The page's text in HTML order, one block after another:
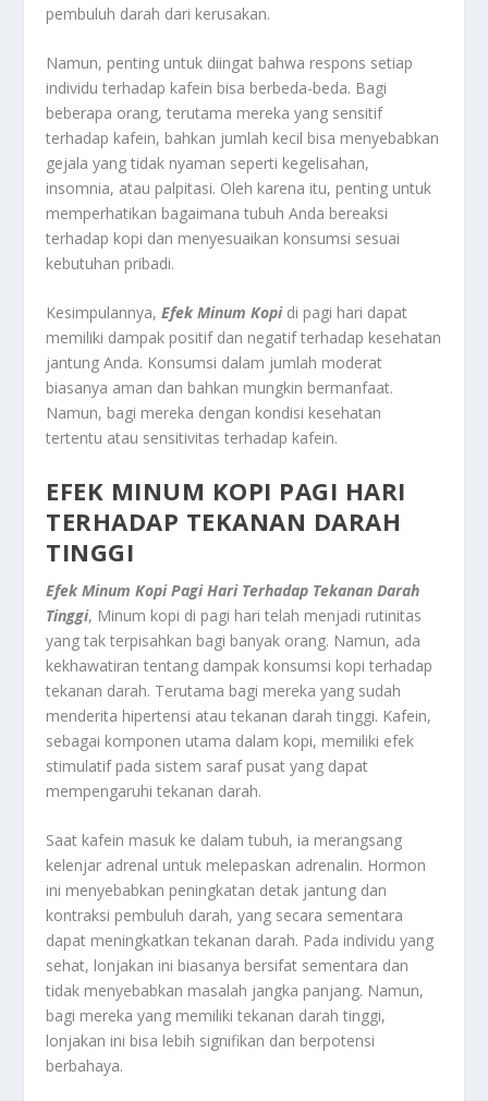
pembuluh darah dari kerusakan.
Namun, penting untuk diingat bahwa respons setiap
individu terhadap kafein bisa berbeda-beda. Bagi
beberapa orang, terutama mereka yang sensitif
terhadap kafein, bahkan jumlah kecil bisa menyebabkan
gejala yang tidak nyaman seperti kegelisahan,
insomnia, atau palpitasi. Oleh karena itu, penting untuk
memperhatikan bagaimana tubuh Anda bereaksi
terhadap kopi dan menyesuaikan konsumsi sesuai
kebutuhan pribadi.
Kesimpulannya,Efek Minum Kopi di pagi hari dapat
memiliki dampak positif dan negatif terhadap kesehatan
jantung Anda. Konsumsi dalam jumlah moderat
biasanya aman dan bahkan mungkin bermanfaat.
Namun, bagi mereka dengan kondisi kesehatan
tertentu atau sensitivitas terhadap kafein.
EFEK MINUM KOPI PAGI HARI
TERHADAP TEKANAN DARAH
TINGGI
Efek Minum Kopi Pagi Hari Terhadap Tekanan Darah
Tinggi, Minum kopi di pagi hari telah menjadi rutinitas
yang tak terpisahkan bagi banyak orang. Namun, ada
kekhawatiran tentang dampak konsumsi kopi terhadap
tekanan darah. Terutama bagi mereka yang sudah
menderita hipertensi atau tekanan darah tinggi. Kafein,
sebagai komponen utama dalam kopi, memiliki efek
stimulatif pada sistem saraf pusat yang dapat
mempengaruhi tekanan darah.
Saat kafein masuk ke dalam tubuh, ia merangsang
kelenjar adrenal untuk melepaskan adrenalin. Hormon
ini menyebabkan peningkatan detak jantung dan
kontraksi pembuluh darah, yang secara sementara
dapat meningkatkan tekanan darah. Pada individu yang
sehat, lonjakan ini biasanya bersifat sementara dan
tidak menyebabkan masalah jangka panjang. Namun,
bagi mereka yang memiliki tekanan darah tinggi,
lonjakan ini bisa lebih signifikan dan berpotensi
berbahaya.